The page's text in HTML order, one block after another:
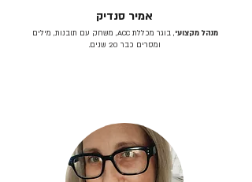
אמיר סנדיק
מנהל מקצועי
, בוגר מכללת ACC, משחק עם תובנות, מילים
ומסרים כבר 20 שנים.